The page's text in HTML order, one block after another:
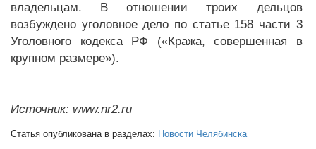
владельцам. В отношении троих дельцов
возбуждено уголовное дело по статье 158 части 3
Уголовного кодекса РФ («Кража, совершенная в
крупном размере»).
Источник: www.nr2.ru
Статья опубликована в разделах: Новости Челябинска